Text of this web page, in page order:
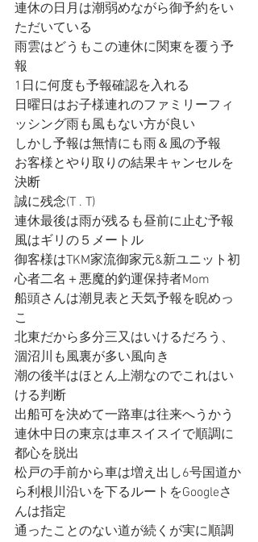
連休の日月は潮弱めながら御予約をい
ただいている
雨雲はどうもこの連休に関東を覆う予
報
1日に何度も予報確認を入れる
日曜日はお子様連れのファミリーフィ
ッシング雨も風もない方が良い
しかし予報は無情にも雨＆風の予報
お客様とやり取りの結果キャンセルを
決断
誠に残念(T . T)
連休最後は雨が残るも昼前に止む予報
風はギリの５メートル
御客様はTKM家流御家元&新ユニット初
心者二名＋悪魔的釣運保持者Mom
船頭さんは潮見表と天気予報を睨めっ
こ
北東だから多分三又はいけるだろう、
涸沼川も風裏が多い風向き
潮の後半はほとん上潮なのでこれはい
ける判断
出船可を決めて一路車は往来へうかう
連休中日の東京は車スイスイで順調に
都心を脱出
松戸の手前から車は増え出し6号国道か
ら利根川沿いを下るルートをGoogleさ
んは指定
通ったことのない道が続くが実に順調